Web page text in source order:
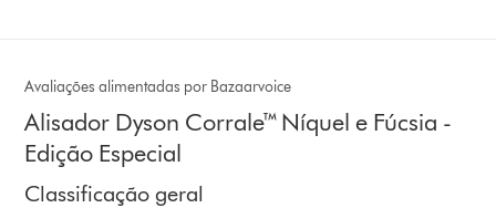
Avaliações alimentadas por Bazaarvoice
Alisador Dyson Corrale™ Níquel e Fúcsia -
Edição Especial
Classificação geral